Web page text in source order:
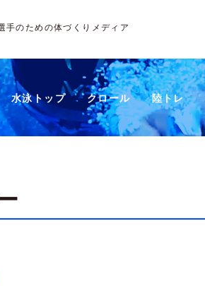
手のための体づくりメディア
水泳トップ クロール 陸トレ